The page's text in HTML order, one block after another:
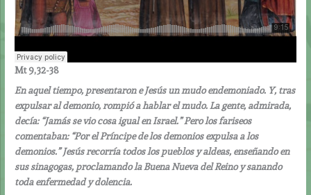
Mt 9,32-38
En aquel tiempo, presentaron e Jesús un mudo endemoniado. Y, tras
expulsar al demonio, rompió a hablar el mudo. La gente, admirada,
decía: “Jamás se vio cosa igual en Israel.” Pero los fariseos
comentaban: “Por el Príncipe de los demonios expulsa a los
demonios.” Jesús recorría todos los pueblos y aldeas, enseñando en
sus sinagogas, proclamando la Buena Nueva del Reino y sanando
toda enfermedad y dolencia.